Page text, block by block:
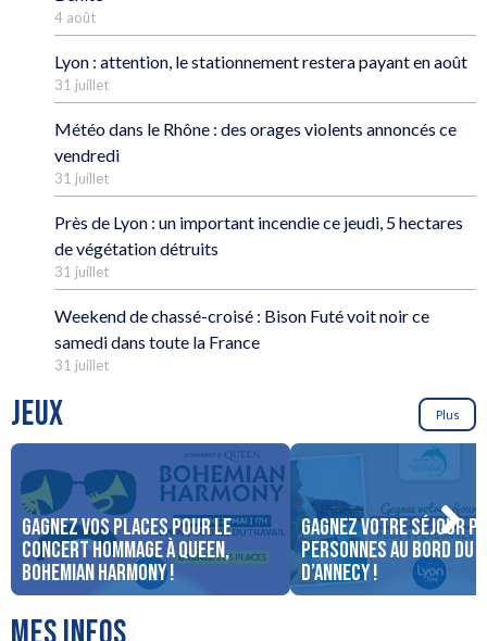
4 août
Lyon : attention, le stationnement restera payant en août
31 juillet
Météo dans le Rhône : des orages violents annoncés ce
vendredi
31 juillet
Près de Lyon : un important incendie ce jeudi, 5 hectares
de végétation détruits
31 juillet
Weekend de chassé-croisé : Bison Futé voit noir ce
samedi dans toute la France
31 juillet
JEUX Plus
Gagnez vos places pour le
concert Hommage à Queen,
Bohemian Harmony !
Gagnez votre séjour
personnes au bord du
d’Annecy !